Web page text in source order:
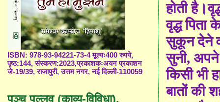
होती
वृद्ध
सुकून देने
सुनी, अपने
किसी भी
बातों की
ISBN: 978-93-94221-73-4 मूल्यः400 रुपये,
पृष्ठ:144, संस्करण:2023,प्रकाशकःअयन प्रकाशन
जे-19/39, राजापुरी, उत्तम नगर, नई दिल्ली-110059
पञ्च पल्लव (काव्य-विविधा),